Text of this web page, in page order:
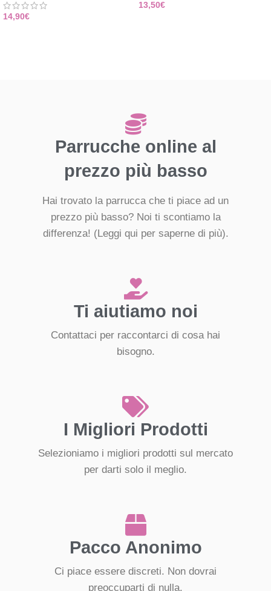
14,90€
13,50€
Parrucche online al
prezzo più basso
Hai trovato la parrucca che ti piace ad un
prezzo più basso? Noi ti scontiamo la
differenza! (Leggi qui per saperne di più).
Ti aiutiamo noi
Contattaci per raccontarci di cosa hai
bisogno.
I Migliori Prodotti
Selezioniamo i migliori prodotti sul mercato
per darti solo il meglio.
Pacco Anonimo
Ci piace essere discreti. Non dovrai
preoccuparti di nulla.